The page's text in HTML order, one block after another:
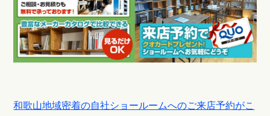
和歌山地域密着の自社ショールームへのご来店予約がこ